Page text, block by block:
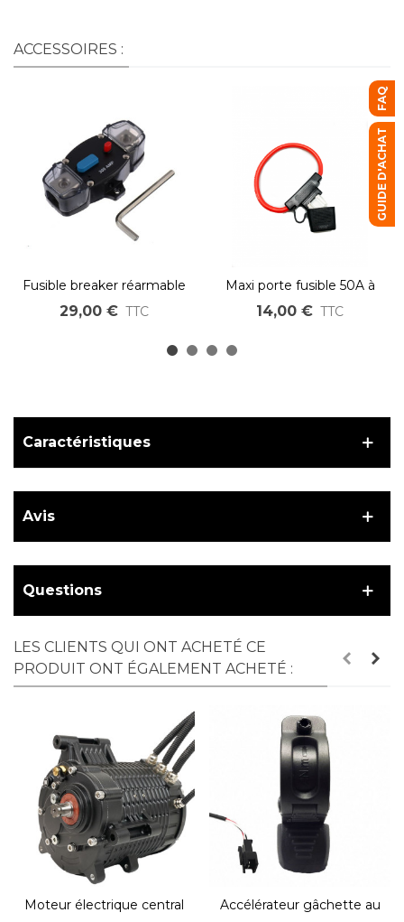
ACCESSOIRES :
Fusible breaker réarmable
100A 200A 300A
29,00 € TTC
Maxi porte fusible 50A à
120A
14,00 € TTC
Caractéristiques
Avis
Questions
LES CLIENTS QUI ONT ACHETÉ CE
PRODUIT ONT ÉGALEMENT ACHETÉ :
Moteur électrique central
Accélérateur gâchette au
FAQ
GUIDE D'ACHAT